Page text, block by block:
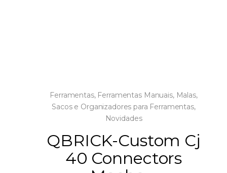
Ferramentas, Ferramentas Manuais, Malas,
Sacos e Organizadores para Ferramentas,
Novidades
QBRICK-Custom Cj
40 Connectors